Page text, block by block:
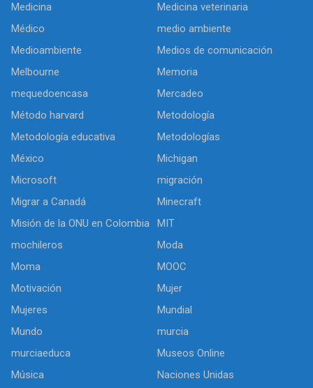
Medicina
Medicina veterinaria
Médico
medio ambiente
Medioambiente
Medios de comunicación
Melbourne
Memoria
mequedoencasa
Mercadeo
Método harvard
Metodología
Metodología educativa
Metodologías
México
Michigan
Microsoft
migración
Migrar a Canadá
Minecraft
Misión de la ONU en Colombia
MIT
mochileros
Moda
Moma
MOOC
Motivación
Mujer
Mujeres
Mundial
Mundo
murcia
murciaeduca
Museos Online
Música
Naciones Unidas